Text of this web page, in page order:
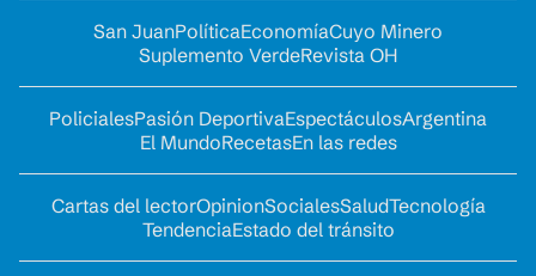
San JuanPolíticaEconomíaCuyo Minero
Suplemento VerdeRevista OH
PolicialesPasión DeportivaEspectáculosArgentina
El MundoRecetasEn las redes
Cartas del lectorOpinionSocialesSaludTecnología
TendenciaEstado del tránsito